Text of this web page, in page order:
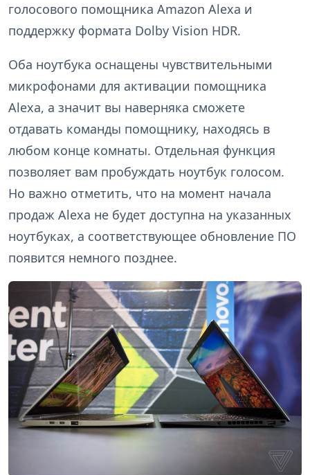
голосового помощника Amazon Alexa и
поддержку формата Dolby Vision HDR.
Оба ноутбука оснащены чувствительными
микрофонами для активации помощника
Alexa, а значит вы наверняка сможете
отдавать команды помощнику, находясь в
любом конце комнаты. Отдельная функция
позволяет вам пробуждать ноутбук голосом.
Но важно отметить, что на момент начала
продаж Alexa не будет доступна на указанных
ноутбуках, а соответствующее обновление ПО
появится немного позднее.